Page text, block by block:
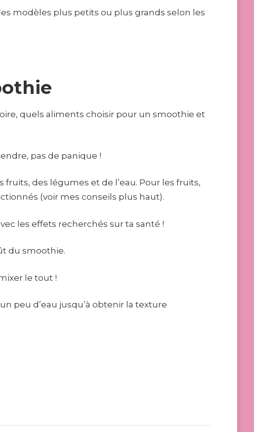
modèles plus petits ou plus grands selon les
quels aliments choisir pour un smoothie et
pas de panique !
des légumes et de l’eau. Pour les fruits,
(voir mes conseils plus haut).
les effets recherchés sur ta santé !
du smoothie.
le tout !
peu d’eau jusqu’à obtenir la texture